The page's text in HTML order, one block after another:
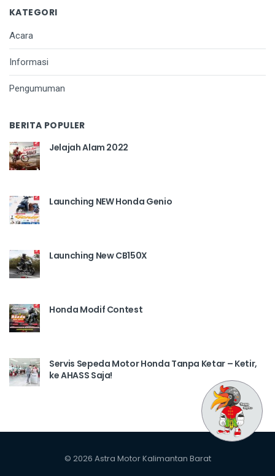
KATEGORI
Acara
Informasi
Pengumuman
BERITA POPULER
Jelajah Alam 2022
Launching NEW Honda Genio
Launching New CB150X
Honda Modif Contest
Servis Sepeda Motor Honda Tanpa Ketar – Ketir,
ke AHASS Saja!
© 2026 Astra Motor Kalimantan Barat